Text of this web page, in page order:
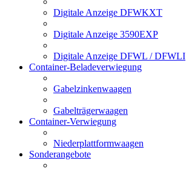
Digitale Anzeige DFWKXT
Digitale Anzeige 3590EXP
Digitale Anzeige DFWL / DFWLI
Container-Beladeverwiegung
Gabelzinkenwaagen
Gabelträgerwaagen
Container-Verwiegung
Niederplattformwaagen
Sonderangebote